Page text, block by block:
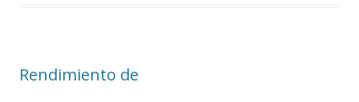
k r
Rendimiento de